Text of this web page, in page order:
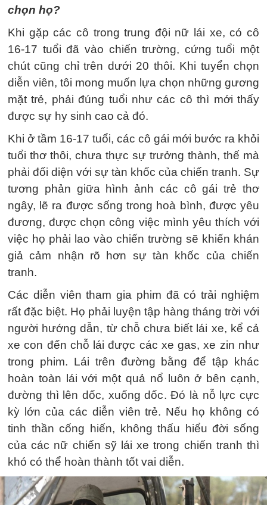
chọn họ?
Khi gặp các cô trong trung đội nữ lái xe, có cô
16-17 tuổi đã vào chiến trường, cứng tuổi một
chút cũng chỉ trên dưới 20 thôi. Khi tuyển chọn
diễn viên, tôi mong muốn lựa chọn những gương
mặt trẻ, phải đúng tuổi như các cô thì mới thấy
được sự hy sinh cao cả đó.
Khi ở tầm 16-17 tuổi, các cô gái mới bước ra khỏi
tuổi thơ thôi, chưa thực sự trưởng thành, thế mà
phải đối diện với sự tàn khốc của chiến tranh. Sự
tương phản giữa hình ảnh các cô gái trẻ thơ
ngây, lẽ ra được sống trong hoà bình, được yêu
đương, được chọn công việc mình yêu thích với
việc họ phải lao vào chiến trường sẽ khiến khán
giả cảm nhận rõ hơn sự tàn khốc của chiến
tranh.
Các diễn viên tham gia phim đã có trải nghiệm
rất đặc biệt. Họ phải luyện tập hàng tháng trời với
người hướng dẫn, từ chỗ chưa biết lái xe, kể cả
xe con đến chỗ lái được các xe gas, xe zin như
trong phim. Lái trên đường bằng để tập khác
hoàn toàn lái với một quả nổ luôn ở bên cạnh,
đường thì lên dốc, xuống dốc. Đó là nỗ lực cực
kỳ lớn của các diễn viên trẻ. Nếu họ không có
tinh thần cống hiến, không thấu hiểu đời sống
của các nữ chiến sỹ lái xe trong chiến tranh thì
khó có thể hoàn thành tốt vai diễn.